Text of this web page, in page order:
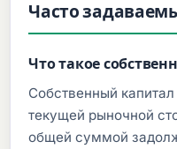
Часто
Что такое
Собственный
текущей рыночной
общей суммой